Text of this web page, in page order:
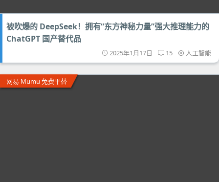
被吹爆的 DeepSeek！拥有“东方神秘力量”强大推理能力的
ChatGPT 国产替代品
2025年1月17日 15 人工智能
网易 Mumu 免费平替